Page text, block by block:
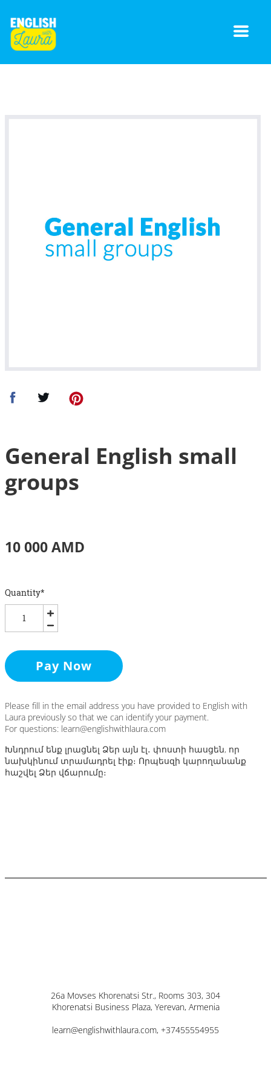
General English small
groups
10 000 AMD
Quantity*
Pay Now
Please fill in the email address you have provided to English with
Laura previously so that we can identify your payment.
For questions: learn@englishwithlaura.com
Խնդրում ենք լրացնել Ձեր այն էլ․ փոստի հասցեն, որ
նախկինում տրամադրել էիք։ Որպեսզի կարողանանք
հաշվել Ձեր վճարումը։
26a Movses Khorenatsi Str., Rooms 303, 304
Khorenatsi Business Plaza, Yerevan, Armenia
learn@englishwithlaura.com, +37455554955